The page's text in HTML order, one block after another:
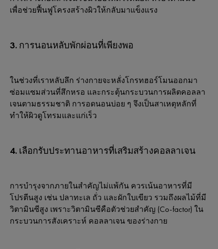
เพื่อช่วยฟื้นฟูโครงสร้างผิวให้กลับมาแข็งแรง
3. การนอนหลับพักผ่อนที่เพียงพอ
ในช่วงที่เราหลับลึก ร่างกายจะหลั่งโกรทฮอร์โมนออกมา
ซ่อมแซมส่วนที่สึกหรอ และกระตุ้นกระบวนการผลิตคอลลา
เจนตามธรรมชาติ การอดนอนบ่อย ๆ จึงเป็นสาเหตุหลักที่
ทำให้ผิวดูโทรมและแก่เร็ว
4. เลือกรับประทานอาหารที่เสริมสร้างคอลลาเจน
การบำรุงจากภายในสำคัญไม่แพ้กัน ควรเน้นอาหารที่มี
โปรตีนสูง เช่น ปลาทะเล ถั่ว และผักใบเขียว รวมถึงผลไม้ที่มี
วิตามินซีสูง เพราะวิตามินซีคือตัวช่วยสำคัญ (Co-factor) ใน
กระบวนการสังเคราะห์ คอลลาเจน ของร่างกาย